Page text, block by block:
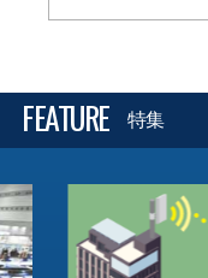
FEATURE 特集